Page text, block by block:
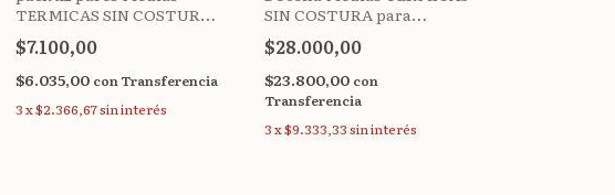
TERMICAS SIN COSTURA
Amanecer (39-45)
$7.100,00
$6.035,00 conTransferencia
3x$2.366,67sin interés
SIN COSTURA para
DIABÉTICOS Amanecer (36-
40)
$28.000,00
$23.800,00 con
Transferencia
3x$9.333,33sin interés